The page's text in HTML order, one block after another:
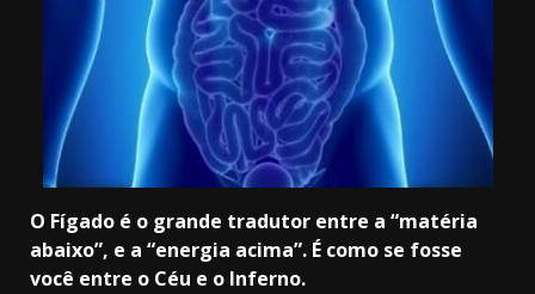
O Fígado é o grande tradutor entre a “matéria
abaixo”, e a “energia acima”. É como se fosse
você entre o Céu e o Inferno.